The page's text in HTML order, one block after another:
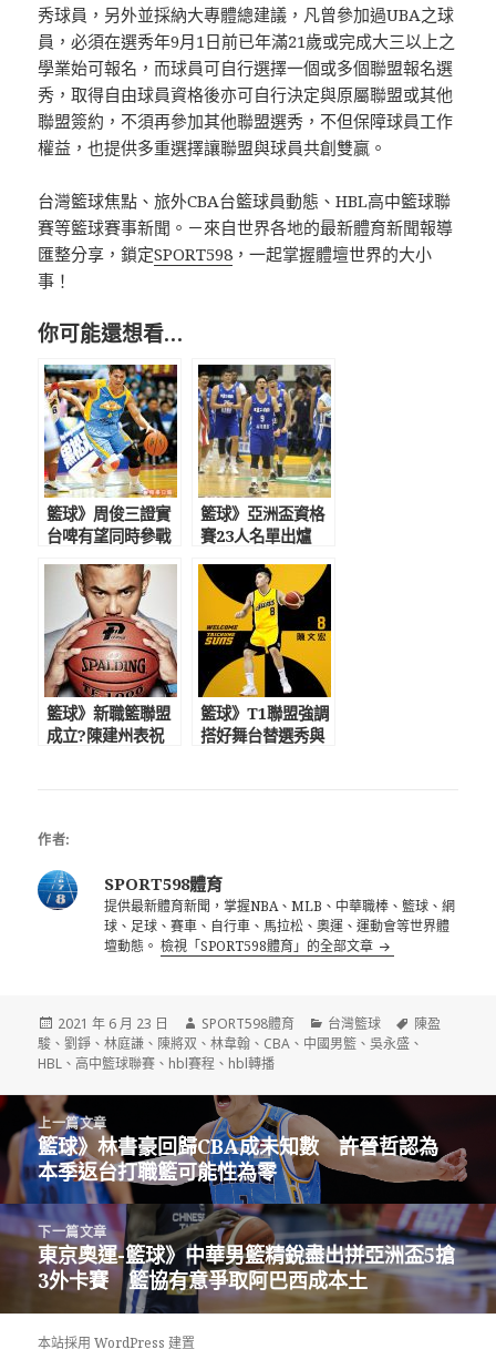
秀球員，另外並採納大專體總建議，凡曾參加過UBA之球
員，必須在選秀年9月1日前已年滿21歲或完成大三以上之
學業始可報名，而球員可自行選擇一個或多個聯盟報名選
秀，取得自由球員資格後亦可自行決定與原屬聯盟或其他
聯盟簽約，不須再參加其他聯盟選秀，不但保障球員工作
權益，也提供多重選擇讓聯盟與球員共創雙贏。
台灣籃球焦點、旅外CBA台籃球員動態、HBL高中籃球聯
賽等籃球賽事新聞。－來自世界各地的最新體育新聞報導
匯整分享，鎖定SPORT598 ，一起掌握體壇世界的大小
事！
你可能還想看…
籃球》周俊三證實
台啤有望同時參戰
土兵員成最大問題
籃球》亞洲盃資格
賽23人名單出爐
列今天晧宇開訓
籃球》新職籃聯盟
成立?陳建州表祝
籃球》T1聯盟強調
搭好舞台替選秀與
作者:
SPORT598體育
提供最新體育新聞，掌握NBA、MLB、中華職棒、籃球、網
球、足球、賽車、自行車、馬拉松、奧運、運動會等世界體
壇動態。檢視「SPORT598體育」的全部文章
發
佈
日
2021 年 6 月 23 日
作
者
SPORT598體育
分
類
台灣籃球
標
籤
陳盈
駿 、劉錚 、林庭謙 、 陳將双 、林韋翰 、 CBA 、 中國男籃 、吳永盛 、
HBL 、高中籃球聯賽 、 hbl賽程 、 hbl轉播
文
章
導
覽
上一篇文章
上
一
篇
文
章:
籃球》林書豪回歸CBA成未知數 許晉哲認為
本季返台打職籃可能性為零
下一篇文章
下
一
篇
文
東京奧運-籃球》中華男籃精銳盡出拼亞洲盃5搶
3外卡賽 籃協有意爭取阿巴西成本土
本站採用 WordPress 建置